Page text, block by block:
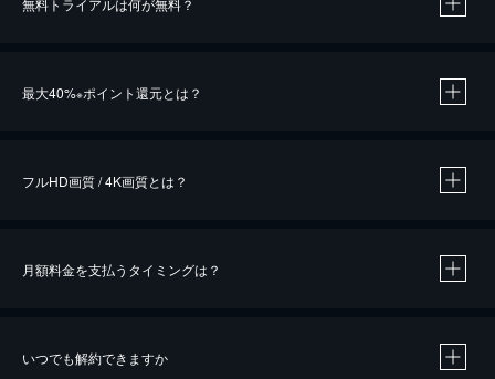
無料トライアルは何が無料？
最大40%※ポイント還元とは？
※40％ポイント還元の対象は、クレジットカード決済による作品の購入 / レンタルです。
フルHD画質 / 4K画質とは？
月額料金を支払うタイミングは？
いつでも解約できますか